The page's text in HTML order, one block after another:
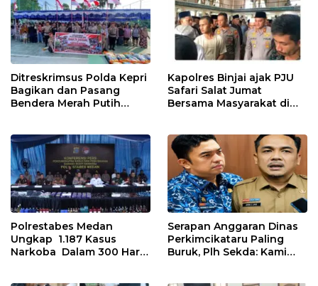
Ditreskrimsus Polda Kepri
Bagikan dan Pasang
Bendera Merah Putih
Kebangsaan.
Kapolres Binjai ajak PJU
Safari Salat Jumat
Bersama Masyarakat di
Polrestabes Medan
Ungkap 1.187 Kasus
Narkoba Dalam 300 Hari
Serapan Anggaran Dinas
Perkimcikataru Paling
Buruk, Plh Sekda: Kami